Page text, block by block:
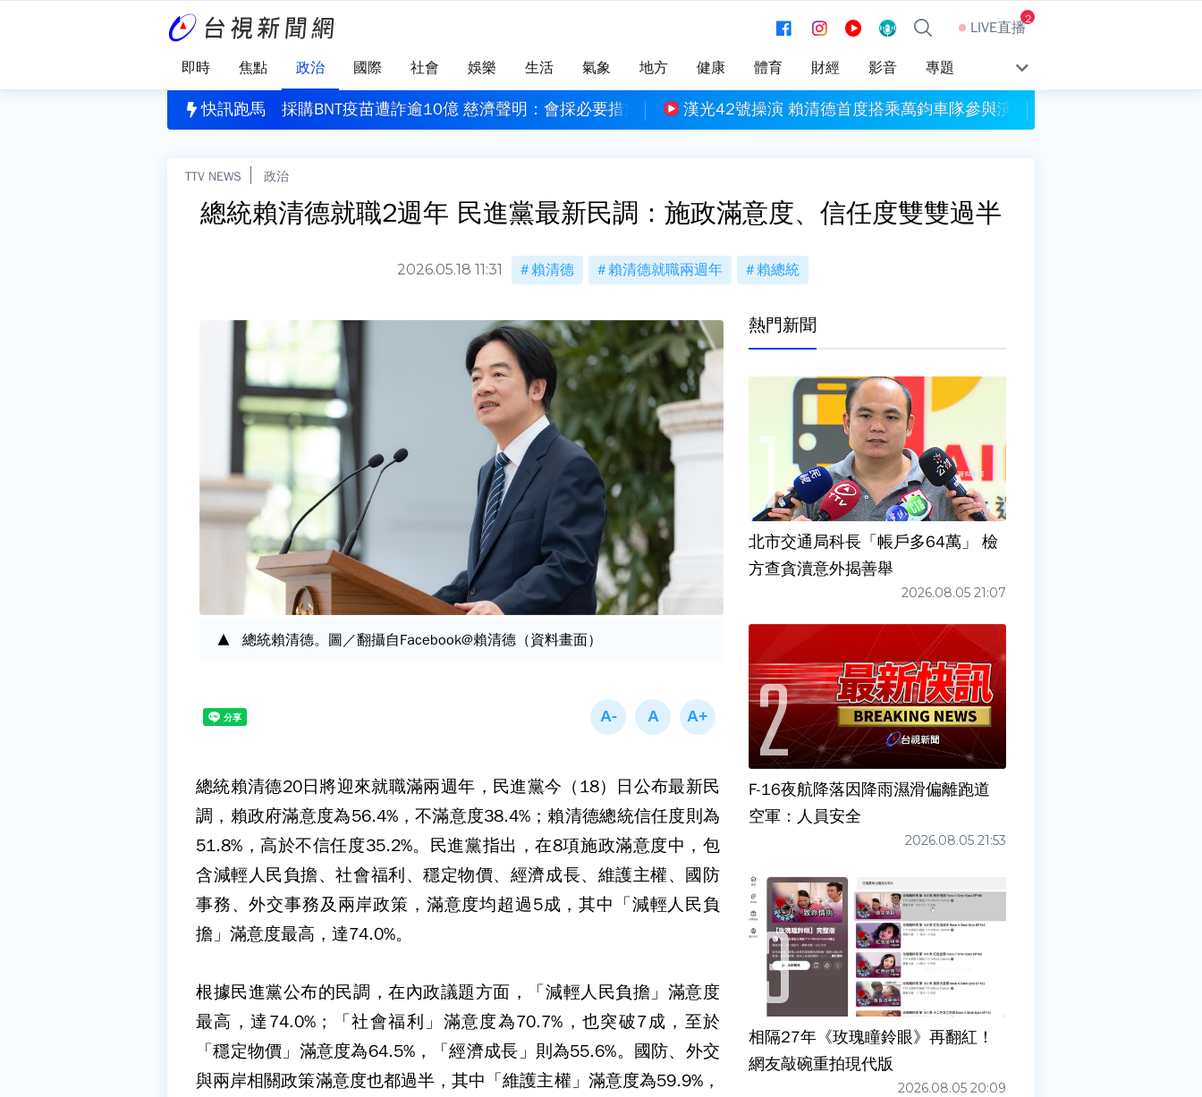
LIVE直播2
即時 焦點 政治 國際 社會 娛樂 生活 氣象 地方 健康 體育 財經 影音 專題
快訊跑馬
入境新規 陸委會示警：台商、台企幹部風險高採購BNT疫苗遭詐逾10億 慈濟聲明：會採必要措施維護權益漢光42號操演 賴清德首度搭乘萬鈞車隊參與演練
TTV NEWS 政治
總統賴清德就職2週年 民進黨最新民調：施政滿意度、信任度雙雙過半
2026.05.18 11:31 賴清德 賴清德就職兩週年 賴總統
總統賴清德。圖／翻攝自Facebook@賴清德（資料畫面）
總統賴清德20日將迎來就職滿兩週年，民進黨今（18）日公布最新民
調，賴政府滿意度為56.4%，不滿意度38.4%；賴清德總統信任度則為
51.8%，高於不信任度35.2%。民進黨指出，在8項施政滿意度中，包
含減輕人民負擔、社會福利、穩定物價、經濟成長、維護主權、國防
事務、外交事務及兩岸政策，滿意度均超過5成，其中「減輕人民負
擔」滿意度最高，達74.0%。
根據民進黨公布的民調，在內政議題方面，「減輕人民負擔」滿意度
最高，達74.0%；「社會福利」滿意度為70.7%，也突破7成，至於
「穩定物價」滿意度為64.5%，「經濟成長」則為55.6%。國防、外交
與兩岸相關政策滿意度也都過半，其中「維護主權」滿意度為59.9%，
熱門新聞
北市交通局科長「帳戶多64萬」 檢
方查貪瀆意外揭善舉
2026.08.05 21:07
F-16夜航降落因降雨濕滑偏離跑道
空軍：人員安全
2026.08.05 21:53
相隔27年《玫瑰瞳鈴眼》再翻紅！
網友敲碗重拍現代版
2026.08.05 20:09